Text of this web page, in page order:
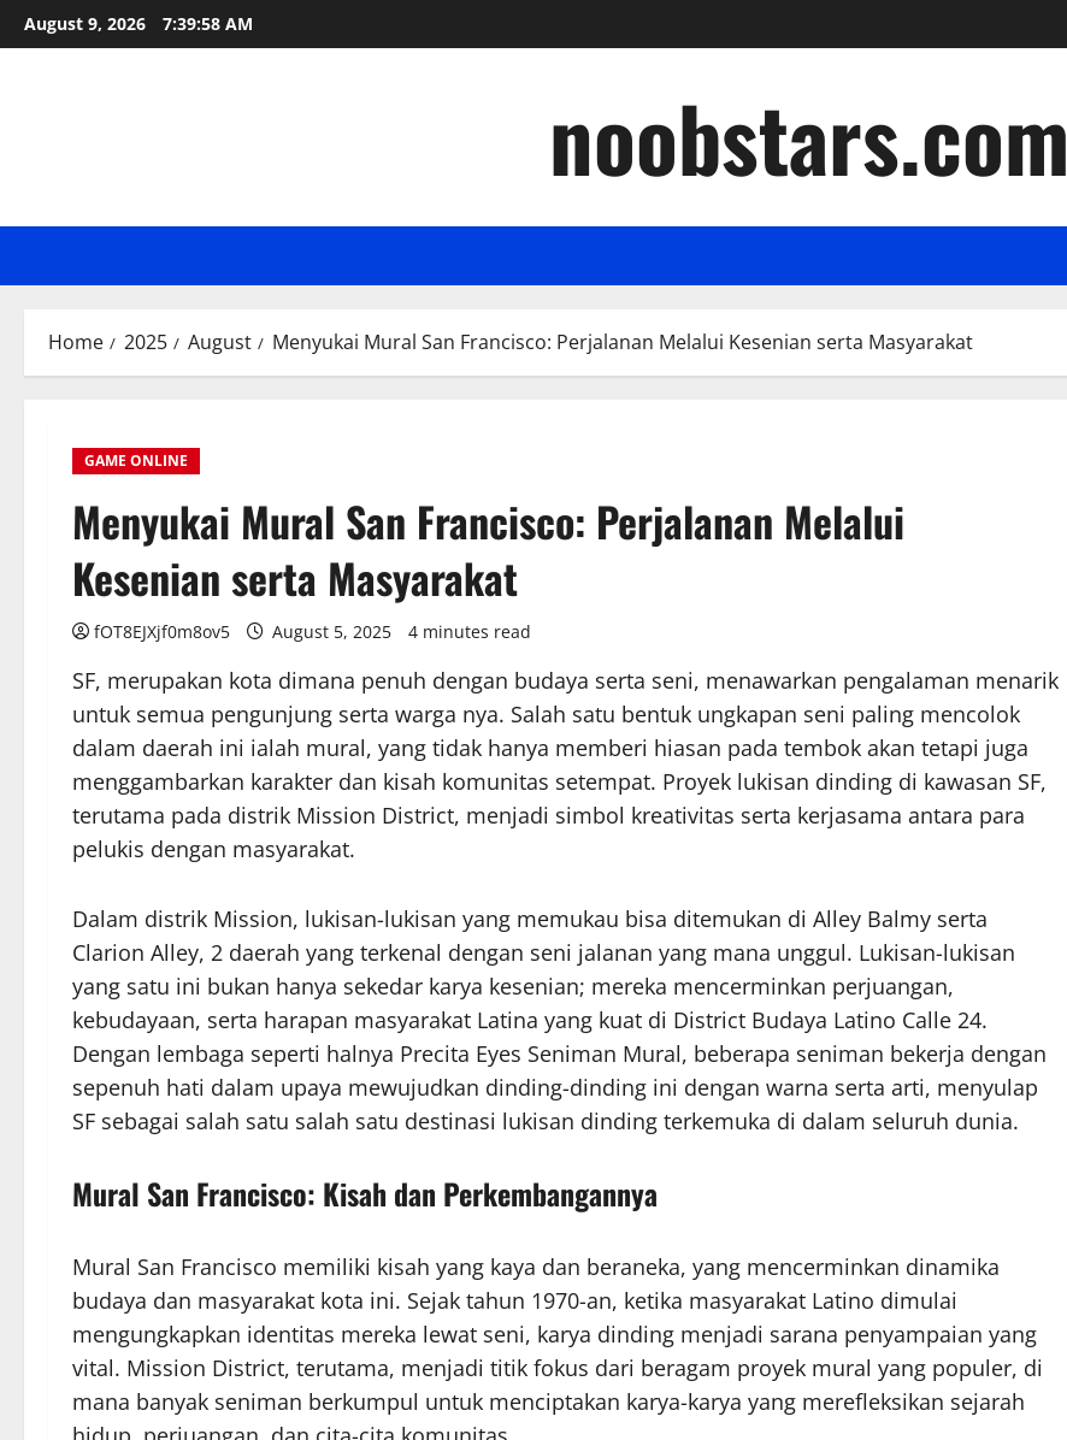
Skip
to
August 9, 2026 7:39:59 AM
noobstars.com
Home 2025 August Menyukai Mural San Francisco: Perjalanan Melalui Kesenian serta Masyarakat
GAME ONLINE
Menyukai Mural San Francisco: Perjalanan Melalui
Kesenian serta Masyarakat
fOT8EJXjf0m8ov5 August 5, 2025 4 minutes read
SF, merupakan kota dimana penuh dengan budaya serta seni, menawarkan pengalaman menarik
untuk semua pengunjung serta warga nya. Salah satu bentuk ungkapan seni paling mencolok
dalam daerah ini ialah mural, yang tidak hanya memberi hiasan pada tembok akan tetapi juga
menggambarkan karakter dan kisah komunitas setempat. Proyek lukisan dinding di kawasan SF,
terutama pada distrik Mission District, menjadi simbol kreativitas serta kerjasama antara para
pelukis dengan masyarakat.
Dalam distrik Mission, lukisan-lukisan yang memukau bisa ditemukan di Alley Balmy serta
Clarion Alley, 2 daerah yang terkenal dengan seni jalanan yang mana unggul. Lukisan-lukisan
yang satu ini bukan hanya sekedar karya kesenian; mereka mencerminkan perjuangan,
kebudayaan, serta harapan masyarakat Latina yang kuat di District Budaya Latino Calle 24.
Dengan lembaga seperti halnya Precita Eyes Seniman Mural, beberapa seniman bekerja dengan
sepenuh hati dalam upaya mewujudkan dinding-dinding ini dengan warna serta arti, menyulap
SF sebagai salah satu salah satu destinasi lukisan dinding terkemuka di dalam seluruh dunia.
Mural San Francisco: Kisah dan Perkembangannya
Mural San Francisco memiliki kisah yang kaya dan beraneka, yang mencerminkan dinamika
budaya dan masyarakat kota ini. Sejak tahun 1970-an, ketika masyarakat Latino dimulai
mengungkapkan identitas mereka lewat seni, karya dinding menjadi sarana penyampaian yang
vital. Mission District, terutama, menjadi titik fokus dari beragam proyek mural yang populer, di
mana banyak seniman berkumpul untuk menciptakan karya-karya yang merefleksikan sejarah